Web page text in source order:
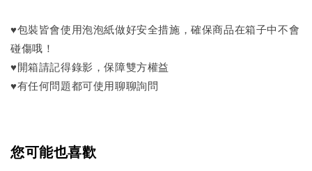
♥包裝皆會使用泡泡紙做好安全措施，確保商品在箱子中不會
碰傷哦！
♥開箱請記得錄影，保障雙方權益
♥有任何問題都可使用聊聊詢問
您可能也喜歡